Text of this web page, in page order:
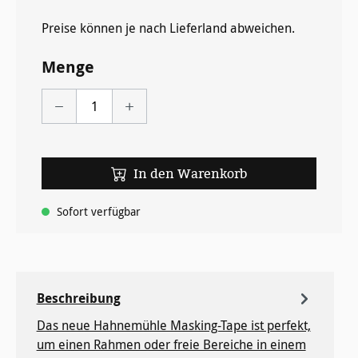
Preise können je nach Lieferland abweichen.
Menge
In den Warenkorb
Sofort verfügbar
Beschreibung
Das neue Hahnemühle Masking-Tape ist perfekt,
um einen Rahmen oder freie Bereiche in einem